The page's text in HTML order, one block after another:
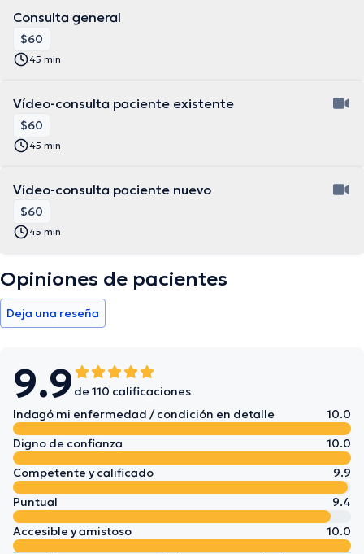
Consulta general
$60
45 min
Vídeo-consulta paciente existente
$60
45 min
Vídeo-consulta paciente nuevo
$60
45 min
Opiniones de pacientes
Deja una reseña
9.9 de 110 calificaciones
Indagó mi enfermedad / condición en detalle
10.0
Digno de confianza
10.0
Competente y calificado
9.9
Puntual
9.4
Accesible y amistoso
10.0